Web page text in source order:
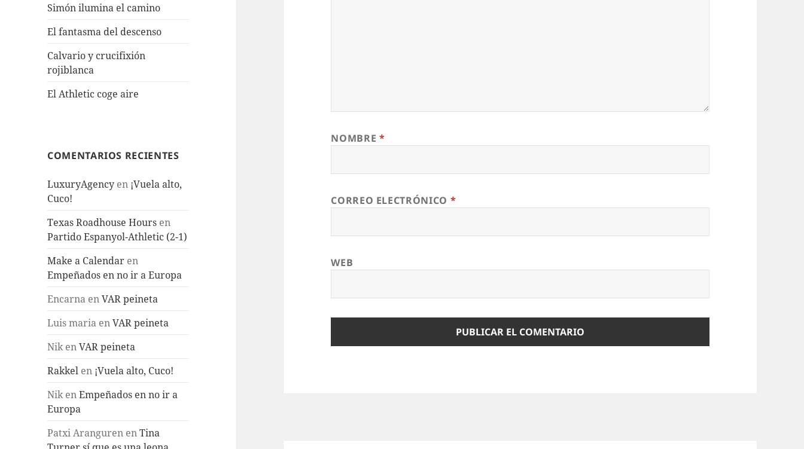
Simón ilumina el camino
El fantasma del descenso
Calvario y crucifixión
rojiblanca
El Athletic coge aire
COMENTARIOS RECIENTES
LuxuryAgency en ¡Vuela alto,
Cuco!
Texas Roadhouse Hours en
Partido Espanyol-Athletic (2-1)
Make a Calendar en
Empeñados en no ir a Europa
Encarna enVAR peineta
Luis maria enVAR peineta
NikenVAR peineta
Rakkel en ¡Vuela alto, Cuco!
NikenEmpeñados en no ir a
Europa
Patxi Aranguren enTina
NOMBRE *
CORREO ELECTRÓNICO *
WEB